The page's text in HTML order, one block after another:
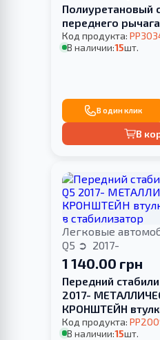
Полиуретановый
переднего
Код продукта:
В наличии:15шт.
В один клик
В
Легковые
Q5
2017-
1 140.00 грн
Передний
2017-
КРОНШТЕЙН
стабилизатор
Код продукта:
В наличии:15шт.